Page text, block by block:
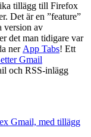
tillägg till Firefox
Det är en ”feature”
version av
det man tidigare var
ner App Tabs! Ett
Gmail
och RSS-inlägg
Gmail, med tillägg